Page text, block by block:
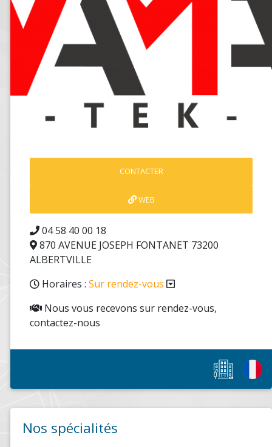
CONTACTER
WEB
04 58 40 00 18
870 AVENUE JOSEPH FONTANET 73200
ALBERTVILLE
Horaires : Sur rendez-vous
Nous vous recevons sur rendez-vous,
contactez-nous
Nos spécialités